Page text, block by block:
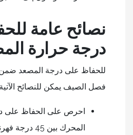
نصائح عامة
درجة حرارة
للحفاظ على درجة المصعد
فصل الصيف يمكن للنصائح
احرص على الحفاظ على